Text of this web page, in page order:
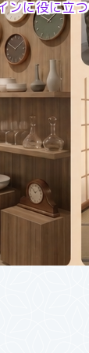
ンに役に立